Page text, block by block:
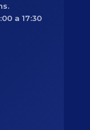
a 17:30